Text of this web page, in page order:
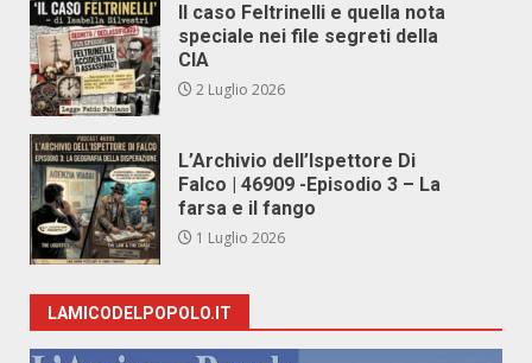
Il caso Feltrinelli e quella nota
speciale nei file segreti della
CIA
2 Luglio 2026
L’Archivio dell’Ispettore Di
Falco | 46909 -Episodio 3 – La
farsa e il fango
1 Luglio 2026
LAMICODELPOPOLO.IT